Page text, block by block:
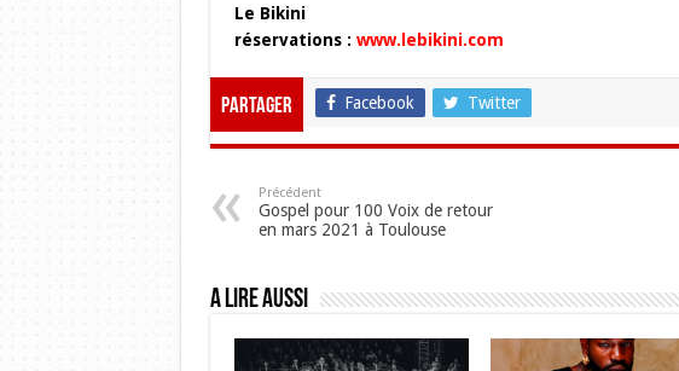
Le Bikini
réservations : www.lebikini.com
Partager Facebook Twitter
Précédent
Gospel pour 100 Voix de retour
en mars 2021 à Toulouse
A lire aussi